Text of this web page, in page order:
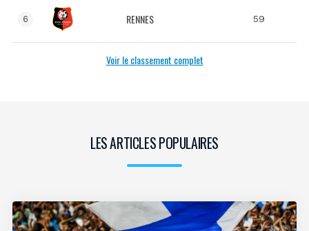
6 RENNES 59
Voir le classement complet
LES ARTICLES POPULAIRES